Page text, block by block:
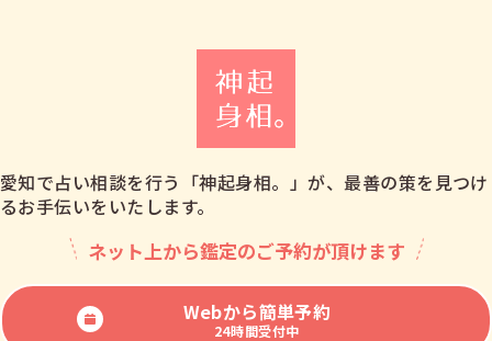
愛知で占い相談を行う「神起身相。」が、最善の策を見つけ
るお手伝いをいたします。
ネット上から鑑定のご予約が頂けます
Webから簡単予約
24時間受付中